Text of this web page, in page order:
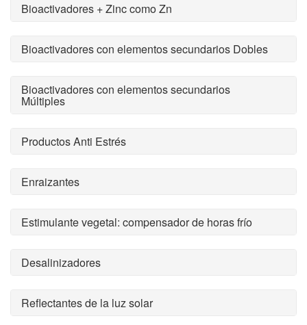
Bioactivadores + Zinc como Zn
Bioactivadores con elementos secundarios Dobles
Bioactivadores con elementos secundarios
Múltiples
Productos Anti Estrés
Enraizantes
Estimulante vegetal: compensador de horas frío
Desalinizadores
Reflectantes de la luz solar